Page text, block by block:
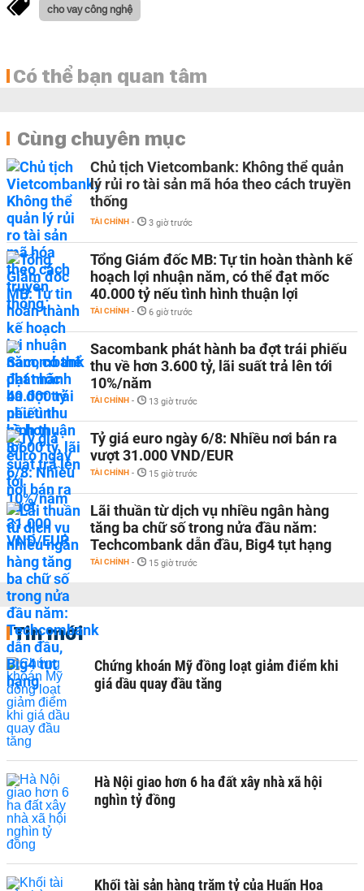
cho vay công nghệ
Có thể bạn quan tâm
Cùng chuyên mục
Chủ tịch Vietcombank: Không thể quản
lý rủi ro tài sản mã hóa theo cách truyền
thống
TÀI CHÍNH - 3 giờ trước
Tổng Giám đốc MB: Tự tin hoàn thành kế
hoạch lợi nhuận năm, có thể đạt mốc
40.000 tỷ nếu tình hình thuận lợi
TÀI CHÍNH - 6 giờ trước
Sacombank phát hành ba đợt trái phiếu
thu về hơn 3.600 tỷ, lãi suất trả lên tới
10%/năm
TÀI CHÍNH - 13 giờ trước
Tỷ giá euro ngày 6/8: Nhiều nơi bán ra
vượt 31.000 VND/EUR
TÀI CHÍNH - 15 giờ trước
Lãi thuần từ dịch vụ nhiều ngân hàng
tăng ba chữ số trong nửa đầu năm:
Techcombank dẫn đầu, Big4 tụt hạng
TÀI CHÍNH - 15 giờ trước
Tin mới
Chứng khoán Mỹ đồng loạt giảm điểm khi
giá dầu quay đầu tăng
Hà Nội giao hơn 6 ha đất xây nhà xã hội
nghìn tỷ đồng
Khối tài sản hàng trăm tỷ của Huấn Hoa